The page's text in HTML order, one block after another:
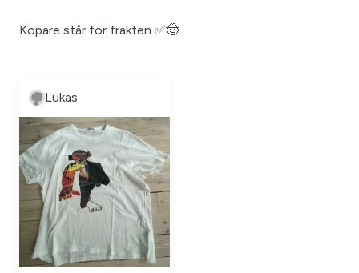
Köpare står för frakten ✅🤠
Lukas